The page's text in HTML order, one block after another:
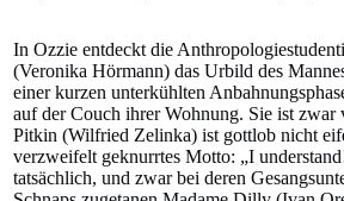
In Ozzie entdeckt die
(Veronika Hörmann) das Urbild des
einer kurzen unterkühlten
auf der Couch ihrer Wohnung. Sie ist zwar
Pitkin (Wilfried Zelinka) ist gottlob nicht
verzweifelt geknurrtes Motto: „I
tatsächlich, und zwar bei deren